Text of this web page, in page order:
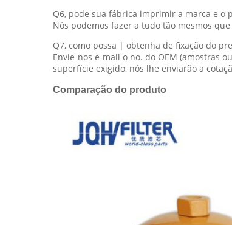
Q6, pode sua fábrica imprimir a marca e o
Nós podemos fazer a tudo tão mesmos
Q7, como possa | obtenha de fixação do
Envie-nos e-mail o no. do OEM (amostras
superfície exigido, nós lhe enviarão a
Comparação do produto